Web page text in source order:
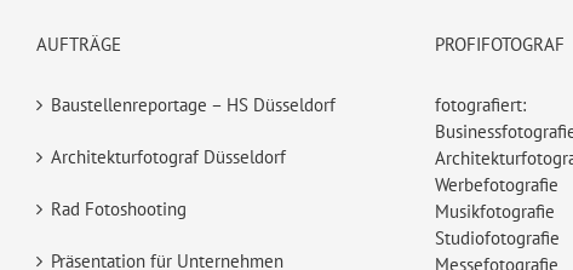
AUFTRÄGE
Baustellenreportage – HS Düsseldorf
Architekturfotograf Düsseldorf
Rad Fotoshooting
Präsentation für Unternehmen
PROFIFOTOGRAF
fotografiert:
Werbefotografie
Musikfotografie
Studiofotografie
Messefotografie